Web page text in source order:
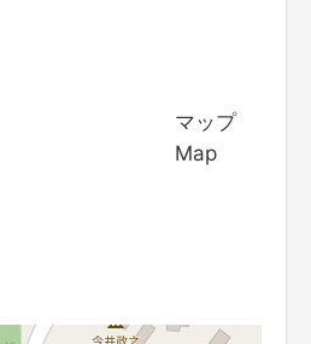
マップ
Map